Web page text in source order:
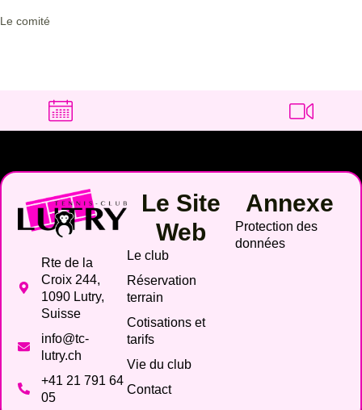
Le comité
Rte de la
Croix 244,
1090 Lutry,
Suisse
info@tc-
lutry.ch
+41 21 791 64
05
Le Site
Web
Le club
Réservation
terrain
Cotisations et
tarifs
Vie du club
Contact
Annexe
Protection des
données